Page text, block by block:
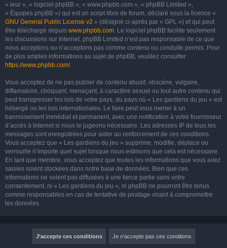
« leur », « logiciel phpBB », « www.phpbb.com », « phpBB Limited »,
« Équipes phpBB ») qui est un script libre de forum, déclaré sous la licence «
GNU General Public License v2 » (désigné ci-après par « GPL ») et qui peut
être téléchargé depuis www.phpbb.com. Le logiciel phpBB facilite seulement
les discussions sur Internet. phpBB Limited n’est pas responsable de ce que
nous acceptons ou n’acceptons pas comme contenu ou conduite permis. Pour
de plus amples informations au sujet de phpBB, veuillez consulter :
https://www.phpbb.com/.
Vous acceptez de ne pas publier de contenu abusif, obscène, vulgaire,
diffamatoire, choquant, menaçant, à caractère sexuel ou tout autre contenu qui
peut transgresser les lois de votre pays, du pays où « Les gardiens du jeu » est
hébergé ou les lois internationales. Le faire peut vous mener à un
bannissement immédiat et permanent, avec une notification à votre fournisseur
d’accès à Internet si nous le jugeons nécessaire. Les adresses IP de tous les
messages sont enregistrées pour aider au renforcement de ces conditions.
Vous acceptez que « Les gardiens du jeu » supprime, modifie, déplace ou
verrouille n’importe quel sujet lorsque nous estimons que cela est nécessaire.
En tant que membre, vous acceptez que toutes les informations que vous avez
saisies soient stockées dans notre base de données. Bien que ces
informations ne soient pas diffusées à une tierce partie sans votre
consentement, ni « Les gardiens du jeu », ni phpBB ne pourront être tenus
comme responsables en cas de tentative de piratage visant à compromettre
les données.